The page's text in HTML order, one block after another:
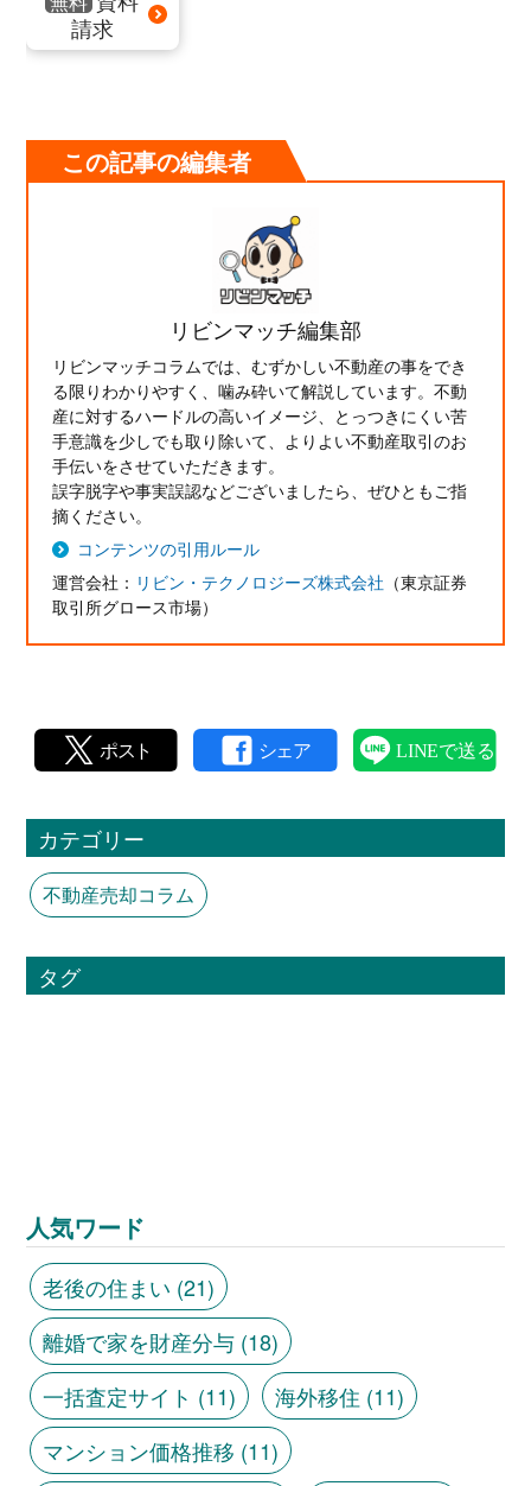
請求
この記事の編集者
リビンマッチ編集部
リビンマッチコラムでは、むずかしい不動産の事をでき
る限りわかりやすく、噛み砕いて解説しています。不動
産に対するハードルの高いイメージ、とっつきにくい苦
手意識を少しでも取り除いて、よりよい不動産取引のお
手伝いをさせていただきます。
誤字脱字や事実誤認などございましたら、ぜひともご指
摘ください。
コンテンツの引用ルール
運営会社： リビン・テクノロジーズ株式会社 （東京証券
取引所グロース市場）
カテゴリー
不動産売却コラム
タグ
人気ワード
老後の住まい (21)
離婚で家を財産分与(18)
一括査定サイト (11) 海外移住 (11)
マンション価格推移 (11)